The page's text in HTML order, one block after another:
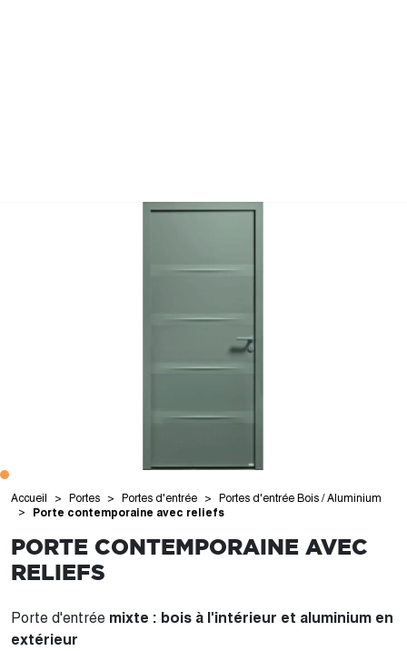
Accueil Portes Portes d'entrée Portes d'entrée Bois / Aluminium
Porte contemporaine avec reliefs
PORTE CONTEMPORAINE AVEC
RELIEFS
Porte d'entrée mixte : bois à l'intérieur et aluminium en
extérieur